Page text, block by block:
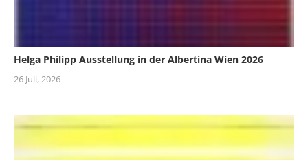
Helga Philipp Ausstellung in der Albertina Wien 2026
26 Juli, 2026